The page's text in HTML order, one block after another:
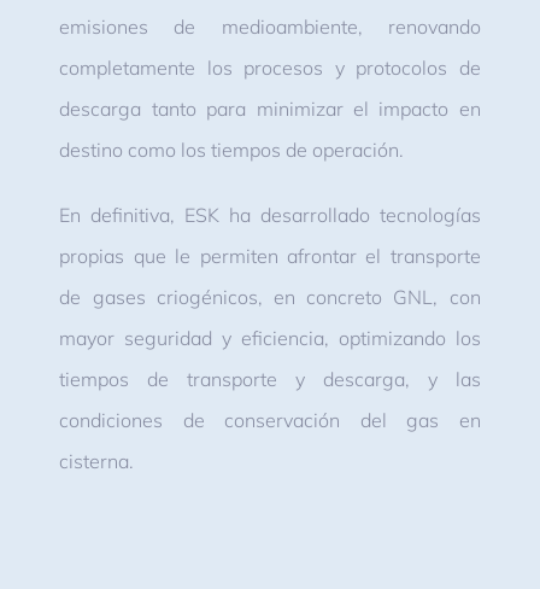
emisiones de medioambiente, renovando
completamente los procesos y protocolos de
descarga tanto para minimizar el impacto en
destino como los tiempos de operación.
En definitiva, ESK ha desarrollado tecnologías
propias que le permiten afrontar el transporte
de gases criogénicos, en concreto GNL, con
mayor seguridad y eficiencia, optimizando los
tiempos de transporte y descarga, y las
condiciones de conservación del gas en
cisterna.